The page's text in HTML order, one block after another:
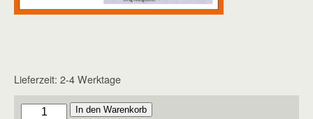
Lieferzeit: 2-4 Werktage
OriginalbandIn den Warenkorb